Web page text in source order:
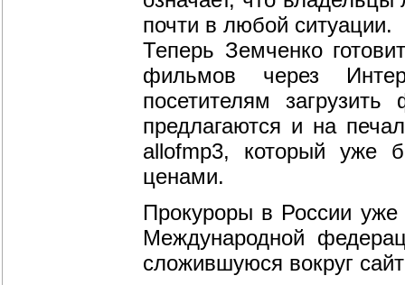
почти в любой ситуации.
Теперь Земченко
фильмов через
посетителям
предлагаются и на
allofmp3, который уже
ценами.
Прокуроры в России уже
Международной
сложившуюся вокруг